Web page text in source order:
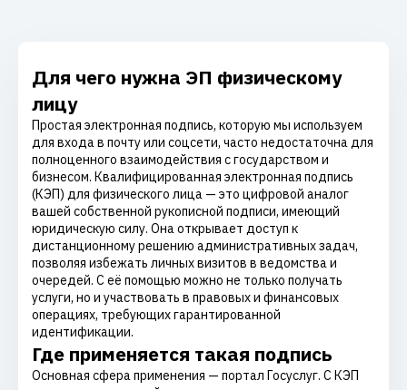
Для чего нужна ЭП физическому
лицу
Простая электронная подпись, которую мы используем
для входа в почту или соцсети, часто недостаточна для
полноценного взаимодействия с государством и
бизнесом. Квалифицированная электронная подпись
(КЭП) для физического лица — это цифровой аналог
вашей собственной рукописной подписи, имеющий
юридическую силу. Она открывает доступ к
дистанционному решению административных задач,
позволяя избежать личных визитов в ведомства и
очередей. С её помощью можно не только получать
услуги, но и участвовать в правовых и финансовых
операциях, требующих гарантированной
идентификации.
Где применяется такая подпись
Основная сфера применения — портал Госуслуг. С КЭП